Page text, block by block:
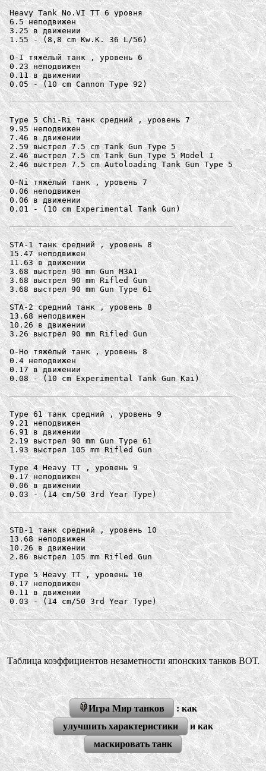
Heavy Tank No.VI ТТ 6 уровня
6.5 неподвижен
3.25 в движении
1.55 - (8,8 cm Kw.K. 36 L/56)
O-I тяжёлый танк , уровень 6
0.23 неподвижен
0.11 в движении
0.05 - (10 cm Cannon Type 92)
Type 5 Chi-Ri танк средний , уровень 7
9.95 неподвижен
7.46 в движении
2.59 выстрел 7.5 cm Tank Gun Type 5
2.46 выстрел 7.5 cm Tank Gun Type 5 Model I
2.46 выстрел 7.5 cm Autoloading Tank Gun Type 5
O-Ni тяжёлый танк , уровень 7
0.06 неподвижен
0.06 в движении
0.01 - (10 cm Experimental Tank Gun)
STA-1 танк средний , уровень 8
15.47 неподвижен
11.63 в движении
3.68 выстрел 90 mm Gun M3A1
3.68 выстрел 90 mm Rifled Gun
3.68 выстрел 90 mm Gun Type 61
STA-2 средний танк , уровень 8
13.68 неподвижен
10.26 в движении
3.26 выстрел 90 mm Rifled Gun
O-Ho тяжёлый танк , уровень 8
0.4 неподвижен
0.17 в движении
0.08 - (10 cm Experimental Tank Gun Kai)
Type 61 танк средний , уровень 9
9.21 неподвижен
6.91 в движении
2.19 выстрел 90 mm Gun Type 61
1.93 выстрел 105 mm Rifled Gun
Type 4 Heavy ТТ , уровень 9
0.17 неподвижен
0.06 в движении
0.03 - (14 cm/50 3rd Year Type)
STB-1 танк средний , уровень 10
13.68 неподвижен
10.26 в движении
2.86 выстрел 105 mm Rifled Gun
Type 5 Heavy ТТ , уровень 10
0.17 неподвижен
0.11 в движении
0.03 - (14 cm/50 3rd Year Type)
Таблица коэффициентов незаметности японских танков ВОТ.
Игра Мир танков
: как
улучшить характеристики
и как
маскировать танк